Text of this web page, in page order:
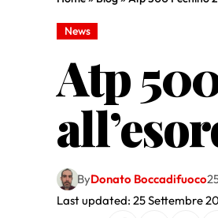
News
Atp
Last updated: 25 Settembre
ByDonato Boccadifuoco